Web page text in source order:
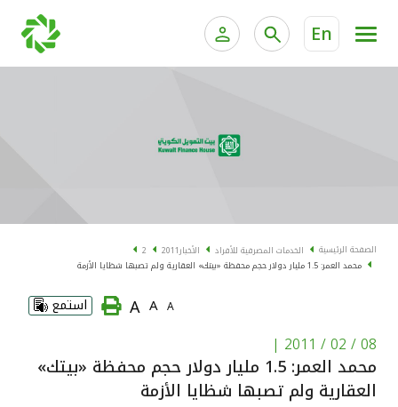
En
الخدمات المصرفية الإلكترونية للشركات
البطاقات
"برامج العملاء"
الاستثمار
الصفحة الرئيسية الخدمات المصرفية للأفراد الأخبار2011
2
محمد العمر: 1.5 مليار دولار حجم محفظة «بيتك» العقارية ولم تصبها شظايا الأزمة
A
A
A استمع
08 / 02 / 2011
|
محمد العمر: 1.5 مليار دولار حجم محفظة «بيتك»
العقارية ولم تصبها شظايا الأزمة